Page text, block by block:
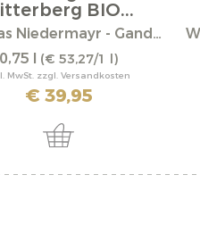
BIO...
Thomas Niedermayr - Gandberg
0,75 l (€ 53,27/1 l)
MwSt. zzgl. Versandkosten
€ 39,95